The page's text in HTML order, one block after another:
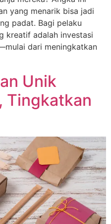
yang menarik bisa jadi
padat. Bagi pelaku
kreatif adalah investasi
dari meningkatkan
Unik
Tingkatkan